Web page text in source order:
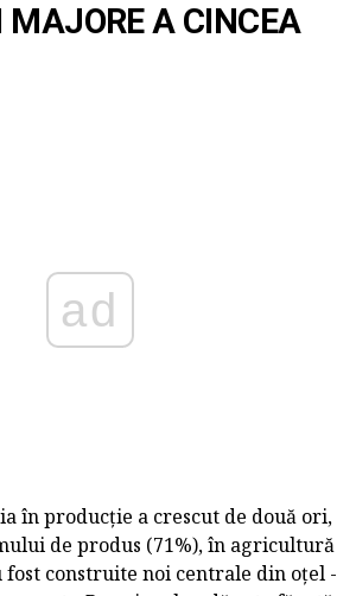
MAJORE A CINCEA
ad
în producție a crescut de două ori,
de produs (71%), în agricultură
fost construite noi centrale din oțel -